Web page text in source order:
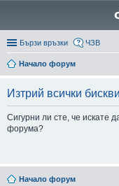
Бързи връзки ЧЗВ
Начало форум
Изтрий всички
Сигурни ли сте, че искате
форума?
Начало форум